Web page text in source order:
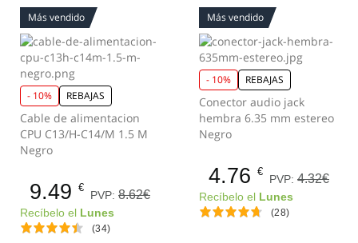
Más vendido
- 10% REBAJAS
Cable de alimentacion
CPU C13/H-C14/M 1.5 M
Negro
9.49 €
PVP: 8.62€
Recíbelo el Lunes
(34)
Más vendido
- 10% REBAJAS
Conector audio jack
hembra 6.35 mm estereo
Negro
4.76 €
PVP: 4.32€
Recíbelo el Lunes
(28)